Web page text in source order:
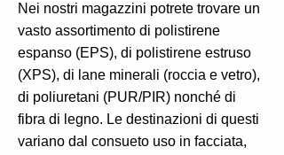
Nei nostri magazzini potrete trovare un
vasto assortimento di polistirene
espanso (EPS), di polistirene estruso
(XPS), di lane minerali (roccia e vetro),
di poliuretani (PUR/PIR) nonché di
fibra di legno. Le destinazioni di questi
variano dal consueto uso in facciata,